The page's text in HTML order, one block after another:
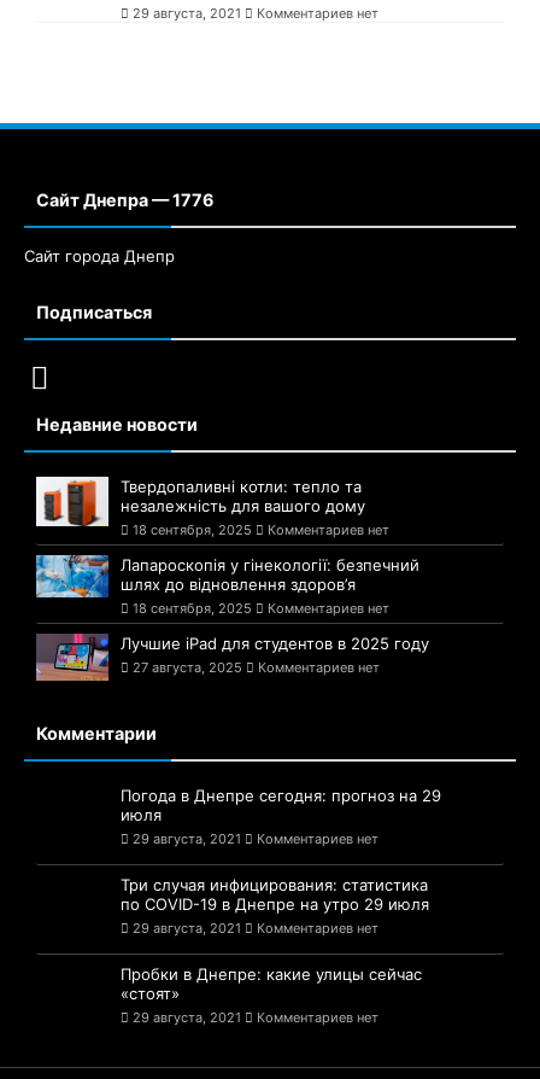
29 августа, 2021 Комментариев нет
Сайт Днепра — 1776
Сайт города Днепр
Подписаться
Недавние новости
Твердопаливні котли: тепло та
незалежність для вашого дому
18 сентября, 2025 Комментариев нет
Лапароскопія у гінекології: безпечний
шлях до відновлення здоров’я
18 сентября, 2025 Комментариев нет
Лучшие iPad для студентов в 2025 году
27 августа, 2025 Комментариев нет
Комментарии
Погода в Днепре сегодня: прогноз на 29
июля
29 августа, 2021 Комментариев нет
Три случая инфицирования: статистика
по COVID-19 в Днепре на утро 29 июля
29 августа, 2021 Комментариев нет
Пробки в Днепре: какие улицы сейчас
«стоят»
29 августа, 2021 Комментариев нет